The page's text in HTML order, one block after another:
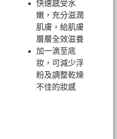
快速感受水
嫩，充分滋潤
肌膚，給肌膚
層層全效滋養
加一滴至底
妝，可減少浮
粉及調整乾燥
不佳的妝感